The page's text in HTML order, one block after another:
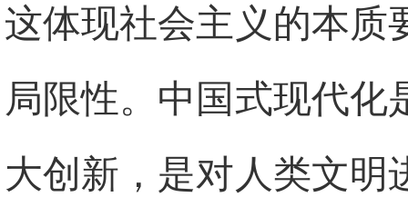
这体现社会主义的本质
局限性。中国式现代化
大创新，是对人类文明